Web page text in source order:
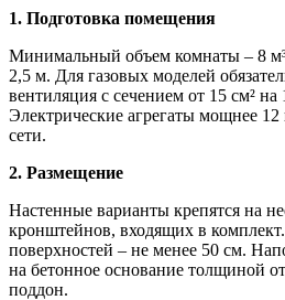
1. Подготовка помещения
Минимальный объем комнаты – 8
2,5 м. Для газовых моделей
вентиляция с сечением от 15 см²
Электрические агрегаты мощнее
сети.
2. Размещение
Настенные варианты крепятся на
кронштейнов, входящих в
поверхностей – не менее 50 см.
на бетонное основание толщиной
поддон.